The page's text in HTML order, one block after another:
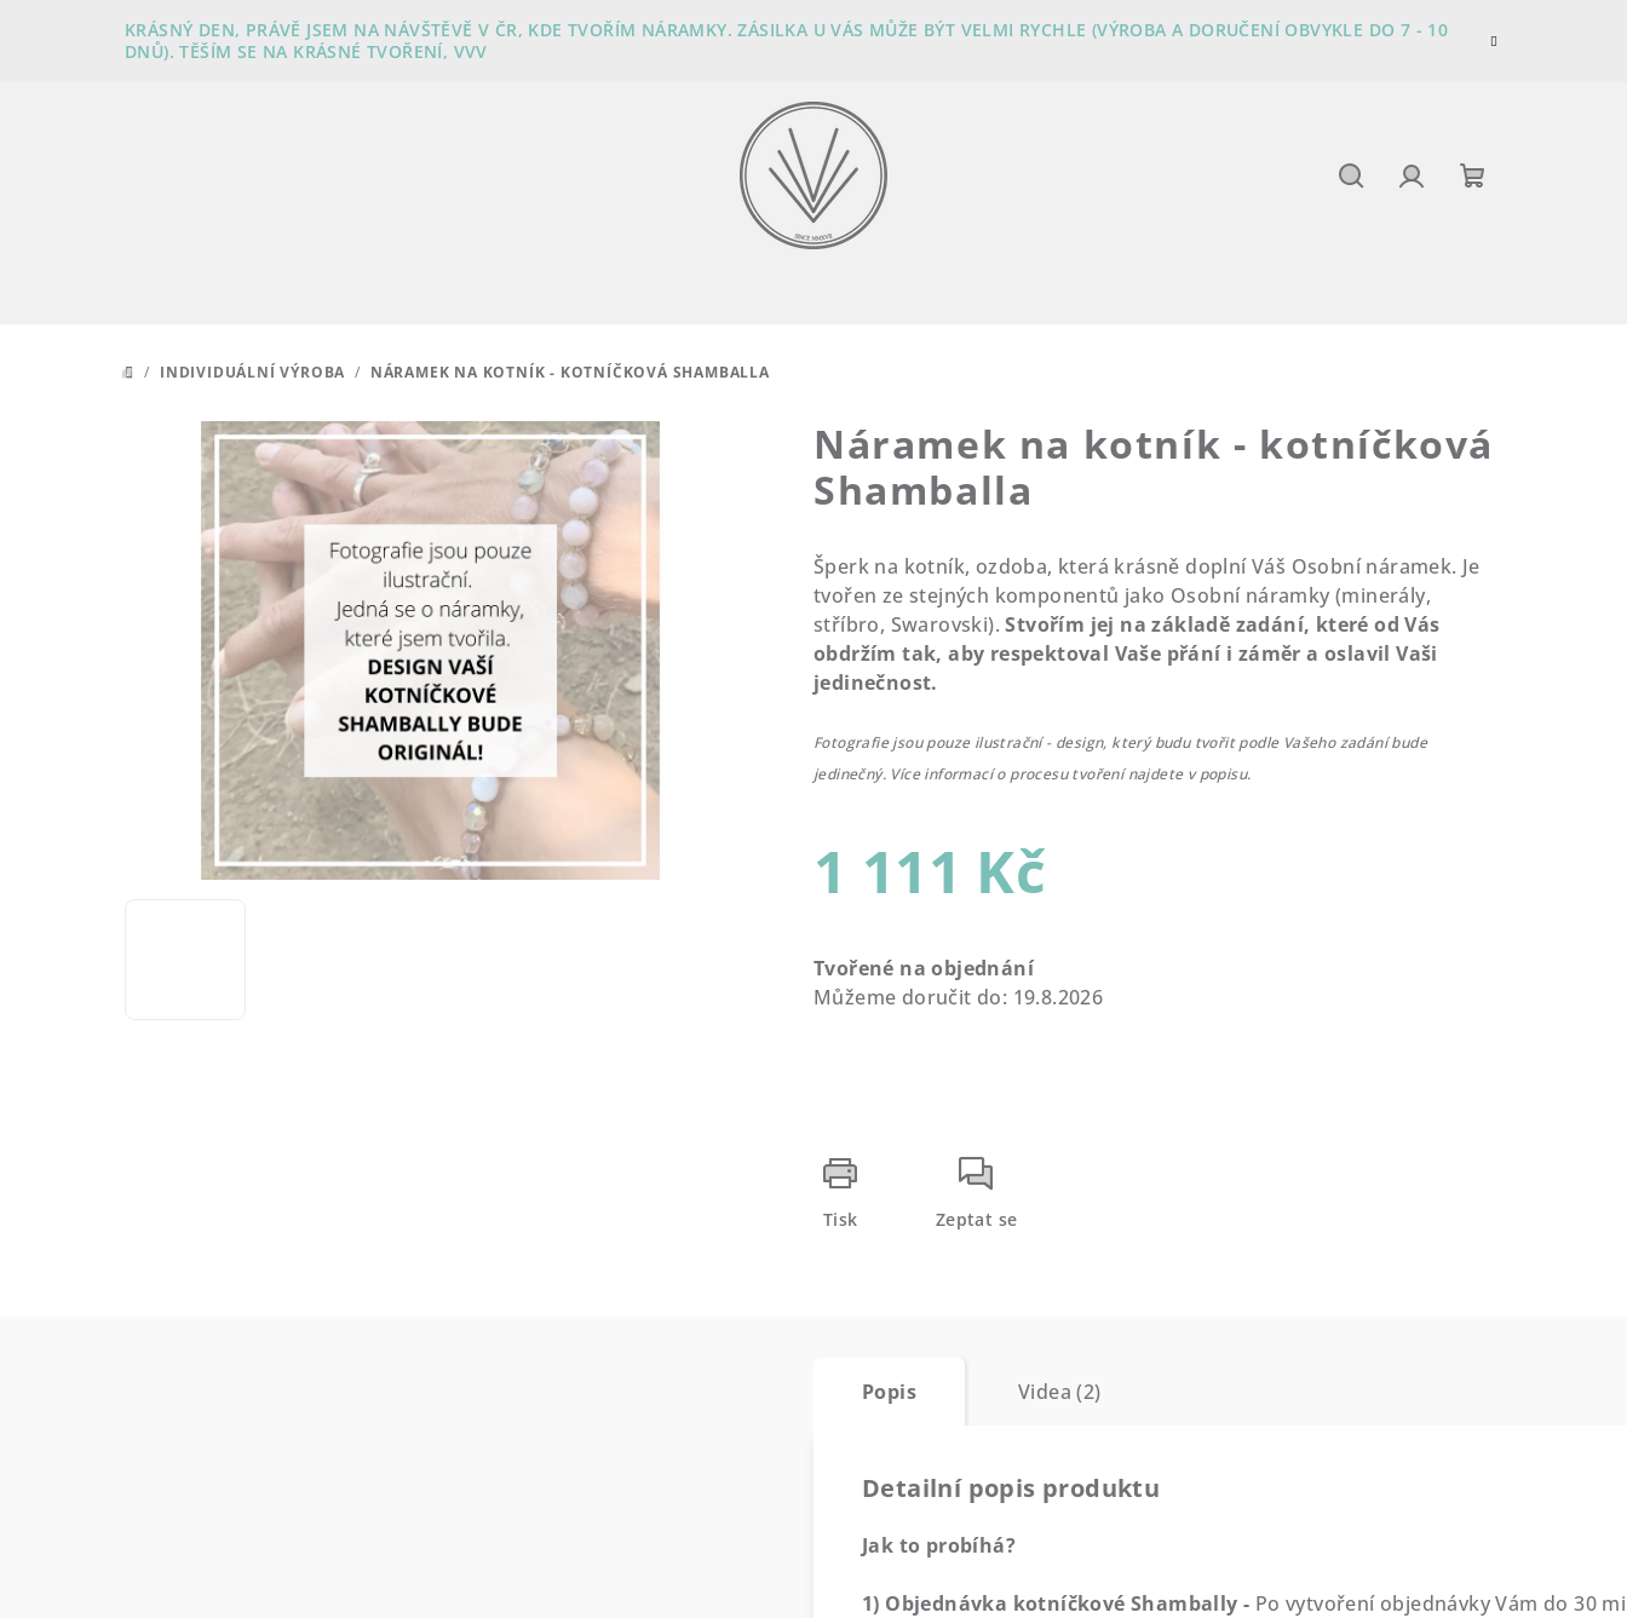
KRÁSNÝ DEN, PRÁVĚ JSEM NA NÁVŠTĚVĚ V ČR, KDE TVOŘÍM NÁRAMKY. ZÁSILKA U VÁS MŮŽE BÝT VELMI RYCHLE (VÝROBA A DORUČENÍ OBVYKLE DO 7 - 10
DNŮ). TĚŠÍM SE NA KRÁSNÉ TVOŘENÍ, VVV
DOMŮ
/ INDIVIDUÁLNÍ VÝROBA / NÁRAMEK NA KOTNÍK - KOTNÍČKOVÁ SHAMBALLA
Náramek na kotník - kotníčková
Shamballa
Šperk na kotník, ozdoba, která krásně doplní Váš Osobní náramek. Je
tvořen ze stejných komponentů jako Osobní náramky (minerály,
stříbro, Swarovski).Stvořím jej na základě zadání, které od Vás
obdržím tak, aby respektoval Vaše přání i záměr a oslavil Vaši
jedinečnost.
Fotografie jsou pouze ilustrační - design, který budu tvořit podle Vašeho zadání bude
jedinečný. Více informací o procesu tvoření najdete v popisu.
1 111 Kč
cena:
Tvořené na objednání
Můžeme doručit do: 19.8.2026
Tisk Zeptat se
Popis Videa (2)
Detailní popis produktu
Jak to probíhá?
1) Objednávka kotníčkové Shambally - Po vytvoření objednávky Vám do 30